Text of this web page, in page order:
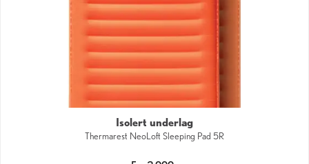
Isolert underlag
Thermarest NeoLoft Sleeping Pad 5R